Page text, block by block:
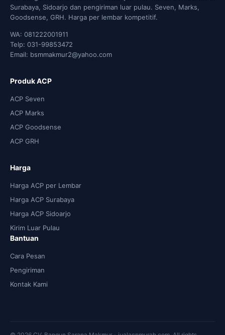
Surabaya, Sidoarjo dan pengiriman luar pulau. Seven, Marks,
Goodsense, GRH. Harga per lembar kompetitif.
WA: 081222001911
Telp: 031-99853472
Email: bsmmakmur2@yahoo.com
Produk ACP
ACP Seven
ACP Marks
ACP Goodsense
ACP GRH
Harga
Harga ACP per Lembar
Harga ACP Surabaya
Harga ACP Sidoarjo
Kirim Luar Pulau
Bantuan
Cara Pesan
Pengiriman
Kontak Kami